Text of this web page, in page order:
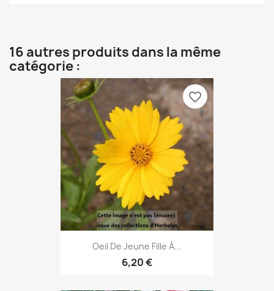
16 autres produits dans la même
catégorie :
Oeil De Jeune Fille À...
6,20 €
favorite_border